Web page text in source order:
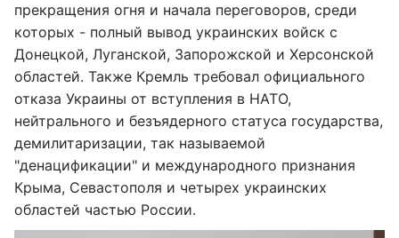
прекращения огня и начала переговоров, среди
которых - полный вывод украинских войск с
Донецкой, Луганской, Запорожской и Херсонской
областей. Также Кремль требовал официального
отказа Украины от вступления в НАТО,
нейтрального и безъядерного статуса государства,
демилитаризации, так называемой
"денацификации" и международного признания
Крыма, Севастополя и четырех украинских
областей частью России.